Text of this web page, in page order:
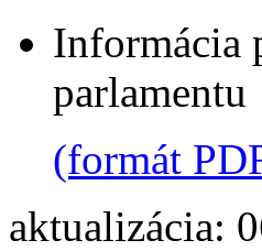
Informácia
parlamentu
(formát
aktualizácia: